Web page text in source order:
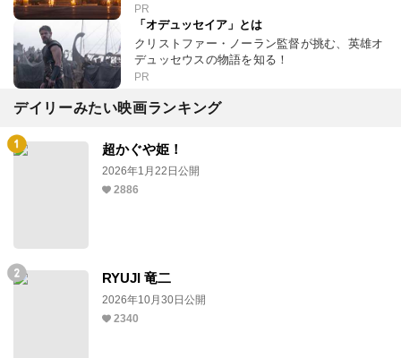
PR
「オデュッセイア」とは
クリストファー・ノーラン監督が挑む、英雄オ
デュッセウスの物語を知る！
PR
デイリーみたい映画ランキング
超かぐや姫！
2026年1月22日公開
2886
RYUJI 竜二
2026年10月30日公開
2340